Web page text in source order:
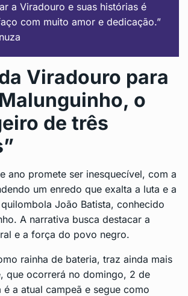
a Viradouro e suas histórias é
com muito amor e dedicação.”
Viradouro para
o
de três
ano promete ser inesquecível, com a
um enredo que exalta a luta e a
João Batista, conhecido
A narrativa busca destacar a
e a força do povo negro.
rainha de bateria, traz ainda mais
que ocorrerá no domingo, 2 de
a atual campeã e segue como